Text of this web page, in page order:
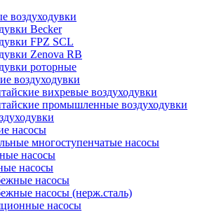
воздуходувки
Becker
FPZ SCL
Zenova RB
роторные
воздуходувки
вихревые воздуходувки
промышленные воздуходувки
насосы
многоступенчатые насосы
насосы
насосы
насосы
насосы (нерж.сталь)
насосы